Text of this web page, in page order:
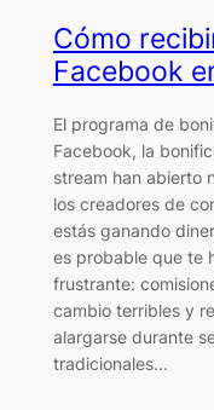
Cómo
Facebook
El programa de
Facebook, la
stream han abierto
los creadores de
estás ganando
es probable que te
frustrante:
cambio terribles y
alargarse durante
tradicionales...